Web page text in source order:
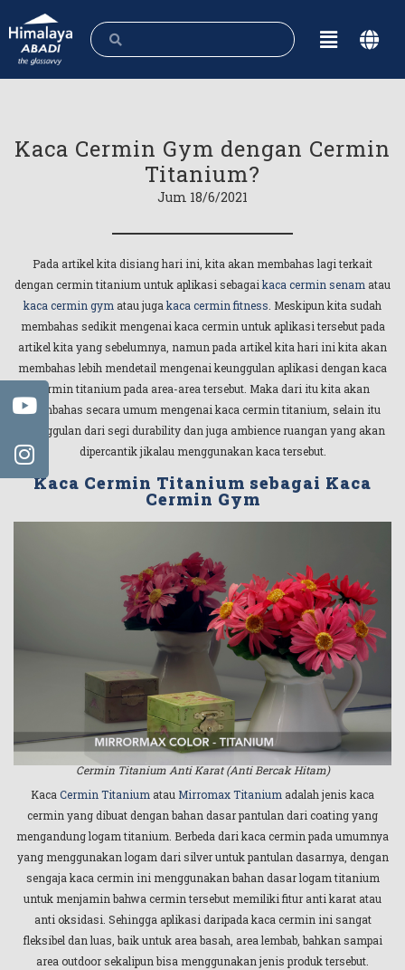
Kaca Cermin Gym dengan Cermin
Titanium?
Jum 18/6/2021
Pada artikel kita disiang hari ini, kita akan membahas lagi terkait
dengan cermin titanium untuk aplikasi sebagai kaca cermin senam atau
kaca cermin gym atau juga kaca cermin fitness . Meskipun kita sudah
membahas sedikit mengenai kaca cermin untuk aplikasi tersebut pada
artikel kita yang sebelumnya, namun pada artikel kita hari ini kita akan
membahas lebih mendetail mengenai keunggulan aplikasi dengan kaca
cermin titanium pada area-area tersebut. Maka dari itu kita akan
membahas secara umum mengenai kaca cermin titanium, selain itu
keunggulan dari segi durability dan juga ambience ruangan yang akan
dipercantik jikalau menggunakan kaca tersebut.
Kaca Cermin Titanium sebagai Kaca
Cermin Gym
Cermin Titanium Anti Karat (Anti Bercak Hitam)
KacaCermin Titanium atau Mirromax Titanium adalah jenis kaca
cermin yang dibuat dengan bahan dasar pantulan dari coating yang
mengandung logam titanium. Berbeda dari kaca cermin pada umumnya
yang menggunakan logam dari silver untuk pantulan dasarnya, dengan
sengaja kaca cermin ini menggunakan bahan dasar logam titanium
untuk menjamin bahwa cermin tersebut memiliki fitur anti karat atau
anti oksidasi. Sehingga aplikasi daripada kaca cermin ini sangat
fleksibel dan luas, baik untuk area basah, area lembab, bahkan sampai
area outdoor sekalipun bisa menggunakan jenis produk tersebut.